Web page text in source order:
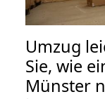
Umzug
Sie, wie
Münster